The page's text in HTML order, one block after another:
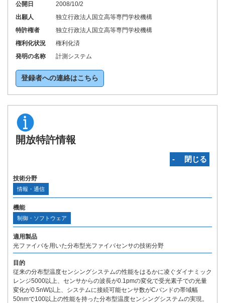
公開日
2008/10/2
出願人
独立行政法人国立高等専門学校機構
特許権者
独立行政法人国立高等専門学校機構
権利化状況
権利化済
発明の名称
計測システム
登録者への連絡はこちら
開放特許情報
‐ 閉じる
技術分野
情報・通信
機能
制御・ソフトウェア
適用製品
光ファイバを用いた分布型光ファイバセンサの技術分野
目的
従来の分布型温度センシングシステムの性能をはるかに凌ぐダイナミック
レンジ5000以上、センサからの波長が0.1pmの変化で受光素子での光量
変化が0.5nW以上、システムに接続可能センサ数がCバンドの帯域幅
50nmで100以上の性能を持った分布型温度センシングシステムの実現。